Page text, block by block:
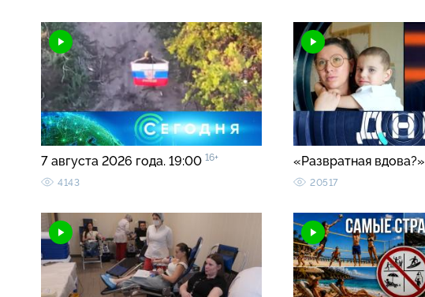
7 августа 2026 года. 19:00 16+
4143
«Развратная вдова?»
20517